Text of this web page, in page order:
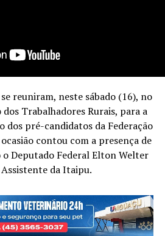
reuniram, neste sábado (16), no
Trabalhadores Rurais, para a
dos pré-candidatos da Federação
contou com a presença de
Deputado Federal Elton Welter
da Itaipu.